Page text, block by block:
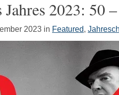
2023: 50
2023 in Featured,